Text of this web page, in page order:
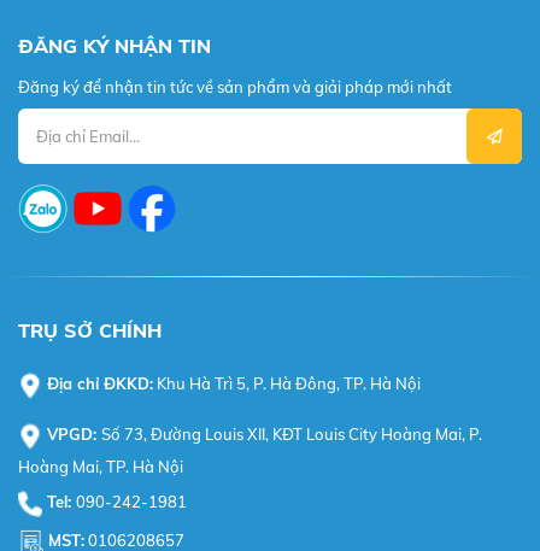
ĐĂNG KÝ NHẬN TIN
Đăng ký để nhận tin tức về sản phẩm và giải pháp mới nhất
TRỤ SỞ CHÍNH
Địa chỉ ĐKKD: Khu Hà Trì 5, P. Hà Đông, TP. Hà Nội
VPGD: Số 73, Đường Louis XII, KĐT Louis City Hoàng Mai, P.
Hoàng Mai, TP. Hà Nội
Tel: 090-242-1981
MST:0106208657